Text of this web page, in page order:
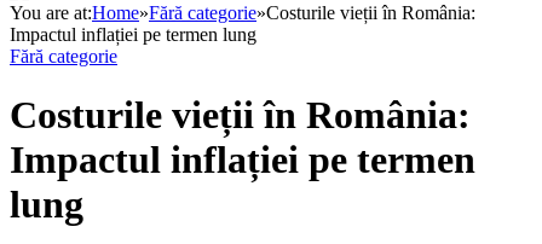
You are at:Home»Fără categorie»Costurile vieții în România:
Impactul inflației pe termen lung
Fără categorie
Costurile vieții în România:
Impactul inflației pe termen
lung